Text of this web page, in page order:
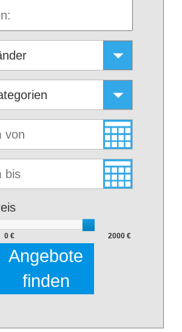
0 € 2000 €
Angebote
finden